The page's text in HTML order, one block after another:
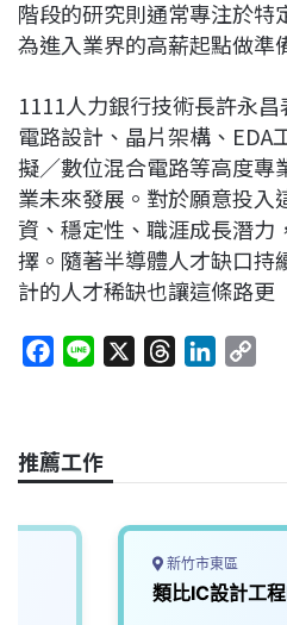
階段的研究則通常專注於特
為進入業界的高薪起點做準
1111人力銀行技術長許永
電路設計、晶片架構、EDA
擬／數位混合電路等高度專
業未來發展。對於願意投入
資、穩定性、職涯成長潛力
擇。隨著半導體人才缺口持
計的人才稀缺也讓這條路更
b
o
s
I
n
n
推薦工作
新竹市東區
類比IC設計工